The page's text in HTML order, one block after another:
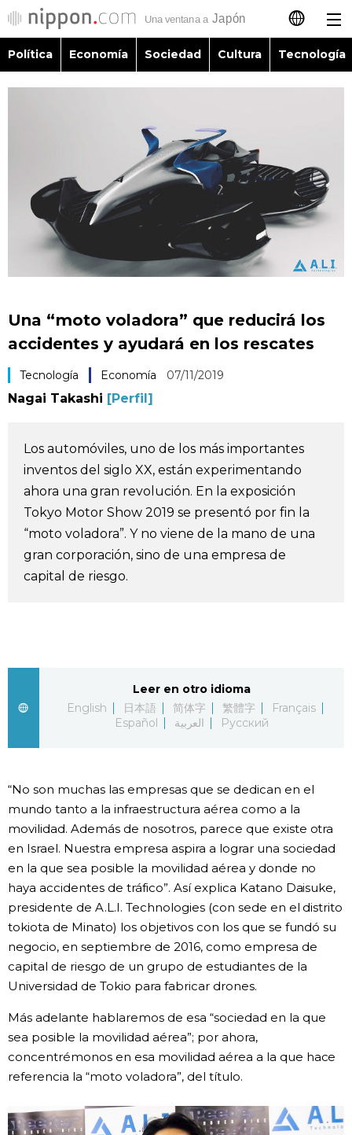
日本語
繁體字
Français
العربية
Economía
Sociedad
Tecnología
Vida
Vídeos e imágenes
En profundidad
Más
Fragmentos de Japón
Tokio
Avisos
Política Economía Sociedad Cultura Tecnología
Una “moto voladora” que reducirá los
accidentes y ayudará en los rescates
Tecnología Economía 07/11/2019
Nagai Takashi [Perfil]
Los automóviles, uno de los más importantes
inventos del siglo XX, están experimentando
ahora una gran revolución. En la exposición
Tokyo Motor Show 2019 se presentó por fin la
“moto voladora”. Y no viene de la mano de una
gran corporación, sino de una empresa de
capital de riesgo.
Leer en otro idioma
English
日本語 简体字 繁體字
Français
Español
العربية Русский
“No son muchas las empresas que se dedican en el
mundo tanto a la infraestructura aérea como a la
movilidad. Además de nosotros, parece que existe otra
en Israel. Nuestra empresa aspira a lograr una sociedad
en la que sea posible la movilidad aérea y donde no
haya accidentes de tráfico”. Así explica Katano Daisuke,
presidente de A.L.I. Technologies (con sede en el distrito
tokiota de Minato) los objetivos con los que se fundó su
negocio, en septiembre de 2016, como empresa de
capital de riesgo de un grupo de estudiantes de la
Universidad de Tokio para fabricar drones.
Más adelante hablaremos de esa “sociedad en la que
sea posible la movilidad aérea”; por ahora,
concentrémonos en esa movilidad aérea a la que hace
referencia la “moto voladora”, del título.